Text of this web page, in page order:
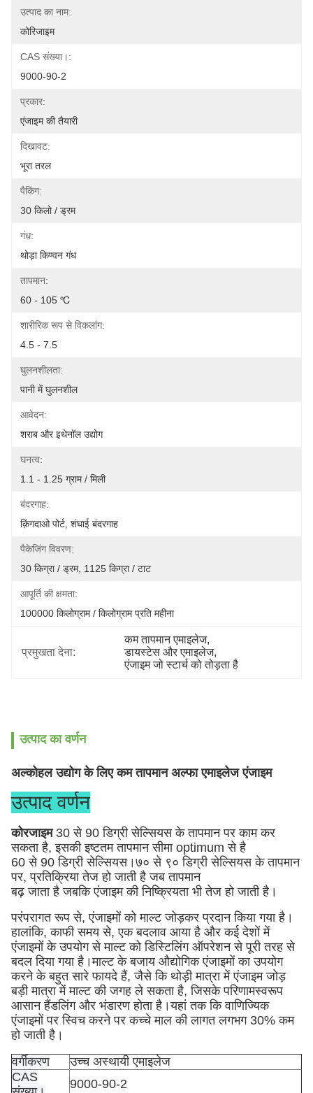
उत्पाद का नाम:
कोरिजाइम
CAS संख्या।:
9000-90-2
प्रकार:
एंजाइम की तैयारी
दिखावट:
भूरा तरल
पैकिंग:
30 किलो / ड्रम
गंध:
थोड़ा किण्वन गंध
तापमान:
60 - 105 ℃
शारीरिक रूप से विकलांग:
4.5 - 7.5
घुलनशीलता:
पानी में घुलनशील
आवेदन:
शराब और इथेनॉल उद्योग
घनत्व:
1.1 - 1.25 ग्राम / मिली
बंदरगाह:
क़िंगदाओ पोर्ट, शंघाई बंदरगाह
पैकेजिंग विवरण:
30 किग्रा / ड्रम, 1125 किग्रा / टाट
आपूर्ति की क्षमता:
100000 किलोग्राम / किलोग्राम प्रति महीना
प्रमुखता देना:
कम तापमान एमाइलेज,
डायस्टेस और एमाइलेज,
एंजाइम जो स्टार्च को तोड़ता है
उत्पाद का वर्णन
अल्कोहल उद्योग के लिए कम तापमान अल्फा एमाइलेज एंजाइम
उत्पाद वर्णन
कोरजाइम30 से 90 डिग्री सेल्सियस के तापमान पर काम कर
सकता है, इसकी इष्टतम तापमान सीमा optimum से है
60 से 90 डिग्री सेल्सियस।७० से ९० डिग्री सेल्सियस के तापमान
पर, प्रतिक्रिया तेज हो जाती है जब तापमान
बढ़ जाता है जबकि एंजाइम की निष्क्रियता भी तेज हो जाती है।
परंपरागत रूप से, एंजाइमों को माल्ट जोड़कर प्रदान किया गया है।
हालांकि, काफी समय से, एक बदलाव आया है और कई देशों में
एंजाइमों के उपयोग से माल्ट को डिस्टिलिंग ऑपरेशन से पूरी तरह से
बदल दिया गया है।माल्ट के बजाय औद्योगिक एंजाइमों का उपयोग
करने के बहुत सारे फायदे हैं, जैसे कि थोड़ी मात्रा में एंजाइम जोड़
बड़ी मात्रा में माल्ट की जगह ले सकता है, जिसके परिणामस्वरूप
आसान हैंडलिंग और भंडारण होता है।यहां तक ​​कि वाणिज्यिक
एंजाइमों पर स्विच करने पर कच्चे माल की लागत लगभग 30% कम
हो जाती है।
वर्गीकरण
उच्च अस्थायी एमाइलेज
CAS
9000-90-2